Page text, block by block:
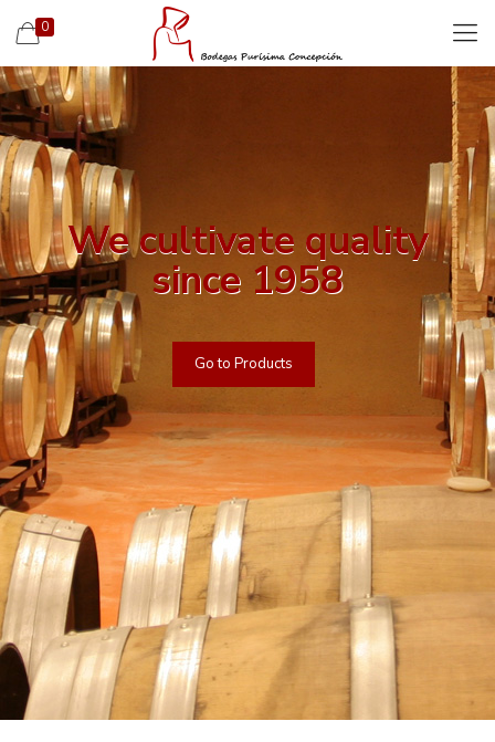
0
We cultivate quality
since 1958
Go to Products